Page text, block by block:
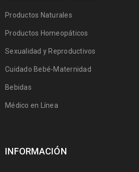
Productos Naturales
Productos Homeopáticos
Sexualidad y Reproductivos
Cuidado Bebé-Maternidad
Bebidas
Médico en Línea
INFORMACIÓN